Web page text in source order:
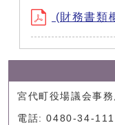
(財務書類
宮代町役場議会事務
電話: 0480-34-